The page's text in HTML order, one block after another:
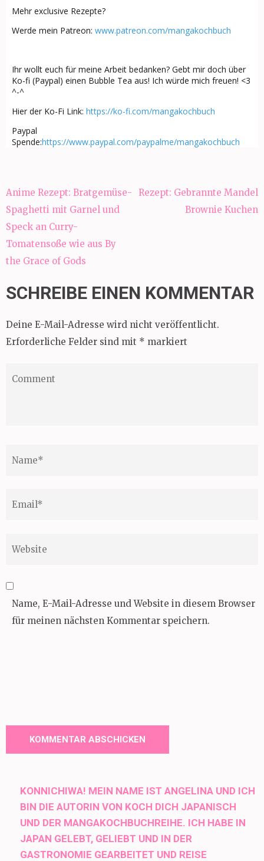
Mehr exclusive Rezepte?
Werde mein Patreon: www.patreon.com/mangakochbuch
Ihr wollt euch für meine Arbeit bedanken? Gebt mir doch über
Ko-fi (Paypal) einen Bubble Tea aus! Ich würde mich freuen! <3
^-^
Hier der Ko-Fi Link: https://ko-fi.com/mangakochbuch
Paypal
Spende:https://www.paypal.com/paypalme/mangakochbuch
Beitragsnavigation
Anime Rezept: Bratgemüse-
Spaghetti mit Garnel und
Speck an Curry-
Tomatensoße wie aus By
the Grace of Gods
Rezept: Gebrannte Mandel
Brownie Kuchen
SCHREIBE EINEN KOMMENTAR
Deine E-Mail-Adresse wird nicht veröffentlicht.
Erforderliche Felder sind mit * markiert
Name, E-Mail-Adresse und Website in diesem Browser
für meinen nächsten Kommentar speichern.
KONNICHIWA! MEIN NAME IST ANGELINA UND ICH
BIN DIE AUTORIN VON KOCH DICH JAPANISCH
UND DER MANGAKOCHBUCHREIHE. ICH HABE IN
JAPAN GELEBT, GELIEBT UND IN DER
GASTRONOMIE GEARBEITET UND REISE